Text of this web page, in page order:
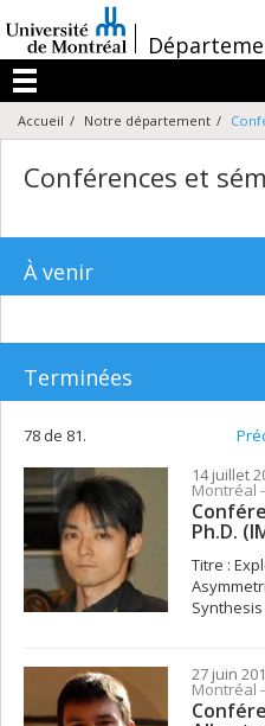
au
contenu
/
Menu
Accueil Notre département
Conférences et
À venir
Terminées
78 de 81.
14 juillet
Montréal
Ph.D.
Titre :
27 juin
Montréal